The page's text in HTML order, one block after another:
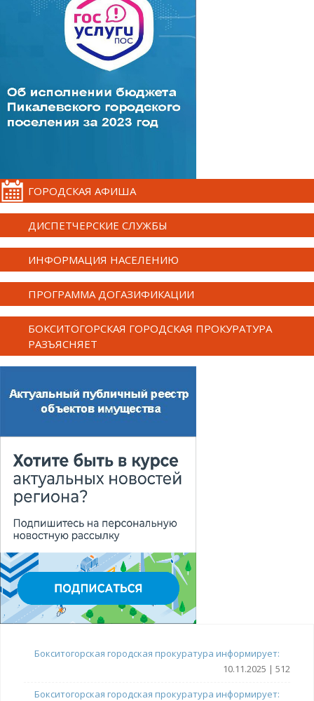
ГОРОДСКАЯ АФИША
ДИСПЕТЧЕРСКИЕ СЛУЖБЫ
ИНФОРМАЦИЯ НАСЕЛЕНИЮ
ПРОГРАММА ДОГАЗИФИКАЦИИ
БОКСИТОГОРСКАЯ ГОРОДСКАЯ ПРОКУРАТУРА
РАЗЪЯСНЯЕТ
Бокситогорская городская прокуратура информирует:
10.11.2025 | 512
Бокситогорская городская прокуратура информирует: